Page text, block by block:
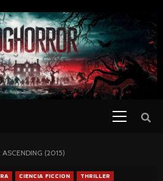
ASCENDING (2015)
CIENCIA FICCION THRILLER